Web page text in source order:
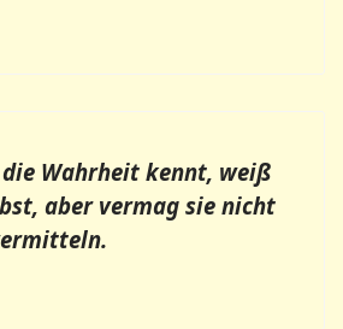
Wahrheit kennt, weiß
aber vermag sie nicht